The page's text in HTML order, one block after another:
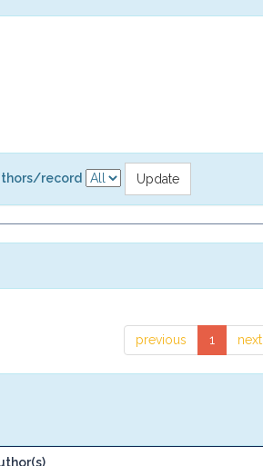
record
previous 1 next